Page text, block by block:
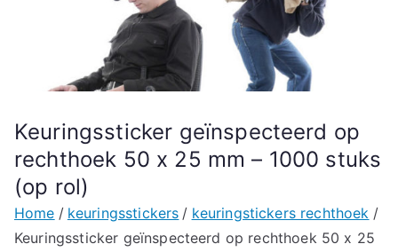
Keuringssticker geïnspecteerd op
rechthoek 50 x 25 mm – 1000 stuks
(op rol)
Home keuringsstickers
keuringstickers rechthoek
Keuringssticker geïnspecteerd op rechthoek 50 x 25